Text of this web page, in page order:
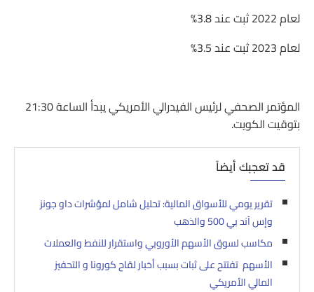
لعام 2022 ثبت عند 3.8%
لعام 2023 ثبت عند 3.5%
المؤتمر الصحفي لرئيس الفيدرالي الأمريكي يبدأ الساعة 21:30
بتوقيت الكويت.
قد تعجبك أيضاً
تقرير يومي للأسواق المالية: تحليل شامل لمؤشرات داو جونز
وإس آند بي 500 والذهب
مكاسب لسوق الأسهم الأوروبي واستقرار للنفط والعملات
الأسهم تفتتح على ثبات بسبب أخبار لقاح كورونا و التحفيز
المالي الأمريكي